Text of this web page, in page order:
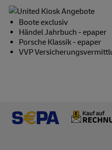
Boote exclusiv
Händel Jahrbuch - epaper
Porsche Klassik - epaper
VVP